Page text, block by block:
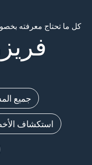
كل ما تحتاج معرفته
جميع
استكشاف